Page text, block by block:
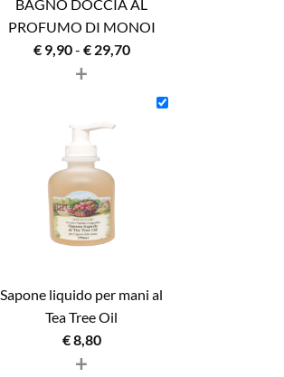
BAGNO DOCCIA AL
PROFUMO DI MONOI
€9,90- €29,70Fascia
prezzo:
+
Sapone liquido per mani al
Tea Tree Oil
€8,80
+